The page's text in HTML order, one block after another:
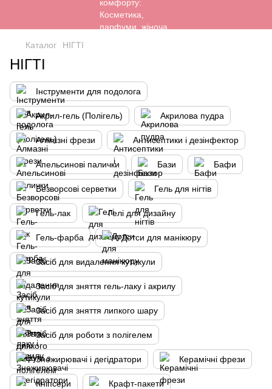
Каталог НІГТІ
НІГТІ
Інструменти для подолога
Акрил-гель (Полігель) Акрилова пудра
Алмазні фрези Антисептики і дезінфектор
Апельсинові палички Бази Бафи
Безворсові серветки Гель для нігтів
Гель-лак Гелі для дизайну
Гель-фарба Дотси для манікюру
Засіб для видалення кутикули
Засіб для зняття гель-лаку і акрилу
Засіб для зняття липкого шару
Засіб для роботи з полігелем
Знежирювачі і дегідратори Керамічні фрези
Кніпсери Крафт-пакети